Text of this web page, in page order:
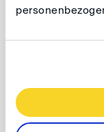
1997-2000
seit 2000
2009